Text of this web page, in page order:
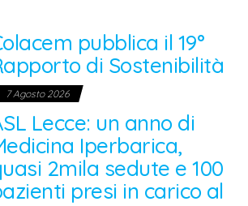
pubblica il 19°
di Sostenibilità
7 Agosto 2026
Lecce: un anno di
Iperbarica,
2mila sedute e 100
presi in carico al